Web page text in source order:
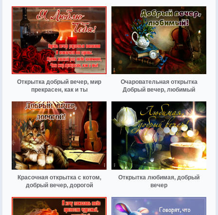
Открытка добрый вечер, мир
прекрасен, как и ты
Очаровательная открытка
Добрый вечер, любимый
Красочная открытка с котом,
добрый вечер, дорогой
Открытка любимая, добрый
вечер